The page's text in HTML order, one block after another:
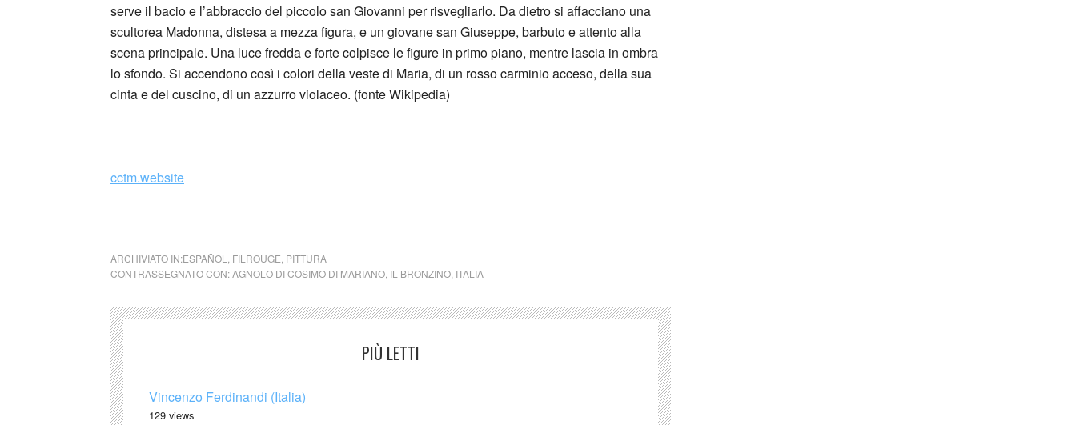
serve il bacio e l’abbraccio del piccolo san Giovanni per risvegliarlo. Da dietro si affacciano una
scultorea Madonna, distesa a mezza figura, e un giovane san Giuseppe, barbuto e attento alla
scena principale. Una luce fredda e forte colpisce le figure in primo piano, mentre lascia in ombra
lo sfondo. Si accendono così i colori della veste di Maria, di un rosso carminio acceso, della sua
cinta e del cuscino, di un azzurro violaceo. (fonte Wikipedia)
cctm.website
ARCHIVIATO IN:ESPAÑOL FILROUGE PITTURA
CONTRASSEGNATO CON:AGNOLO DI COSIMO DI MARIANO IL BRONZINO ITALIA
PIÙ LETTI
Vincenzo Ferdinandi (Italia)
129 views